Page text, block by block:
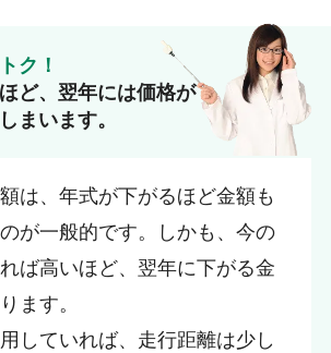
ク！
ど、翌年には価格が
まいます。
は、年式が下がるほど金額も
が一般的です。しかも、今の
ば高いほど、翌年に下がる金
ます。
していれば、走行距離は少し